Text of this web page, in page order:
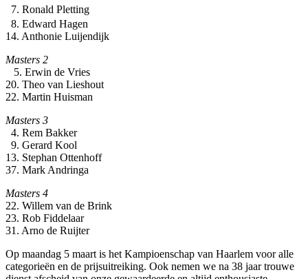
7. Ronald Pletting
8. Edward Hagen
14. Anthonie Luijendijk
Masters 2
5. Erwin de Vries
20. Theo van Lieshout
22. Martin Huisman
Masters 3
4. Rem Bakker
9. Gerard Kool
13. Stephan Ottenhoff
37. Mark Andringa
Masters 4
22. Willem van de Brink
23. Rob Fiddelaar
31. Arno de Ruijter
Op maandag 5 maart is het Kampioenschap van Haarlem voor alle
categorieën en de prijsuitreiking. Ook nemen we na 38 jaar trouwe